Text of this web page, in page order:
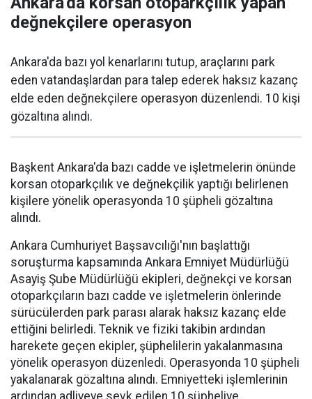
değnekçilere operasyon
Ankara'da bazı yol kenarlarını tutup, araçlarını park
eden vatandaşlardan para talep ederek haksız kazanç
elde eden değnekçilere operasyon düzenlendi. 10 kişi
gözaltına alındı.
Başkent Ankara'da bazı cadde ve işletmelerin önünde
korsan otoparkçılık ve değnekçilik yaptığı belirlenen
kişilere yönelik operasyonda 10 şüpheli gözaltına
alındı.
Ankara Cumhuriyet Başsavcılığı'nın başlattığı
soruşturma kapsamında Ankara Emniyet Müdürlüğü
Asayiş Şube Müdürlüğü ekipleri, değnekçi ve korsan
otoparkçıların bazı cadde ve işletmelerin önlerinde
sürücülerden park parası alarak haksız kazanç elde
ettiğini belirledi. Teknik ve fiziki takibin ardından
harekete geçen ekipler, şüphelilerin yakalanmasına
yönelik operasyon düzenledi. Operasyonda 10 şüpheli
yakalanarak gözaltına alındı. Emniyetteki işlemlerinin
ardından adliyeye sevk edilen 10 şüpheliye,